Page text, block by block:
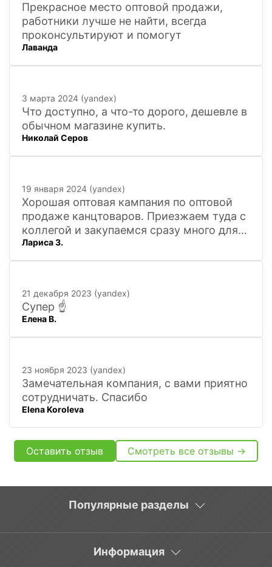
Прекрасное место оптовой продажи,
работники лучше не найти, всегда
проконсультируют и помогут
Лаванда
3 марта 2024 (yandex)
Что доступно, а что-то дорого, дешевле в
обычном магазине купить.
Николай Серов
19 января 2024 (yandex)
Хорошая оптовая кампания по оптовой
продаже канцтоваров. Приезжаем туда с
коллегой и закупаемся сразу много для
офиса. Удобно. Есть практически всё, что
нужно, и по хорошим ценам. Вежливый
искать
Лариса З.
21 декабря 2023 (yandex)
Супер ☝️
Елена В.
23 ноября 2023 (yandex)
Замечательная компания, с вами приятно
сотрудничать. Спасибо
Elena Koroleva
Оставить отзыв Смотреть все отзывы →
Популярные разделы
Информация